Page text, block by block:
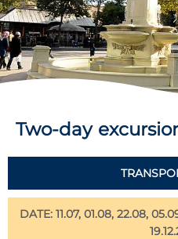
Two-day
DATE: 11.07, 01.08, 22.08,